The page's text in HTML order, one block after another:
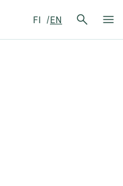
FI EN
Search